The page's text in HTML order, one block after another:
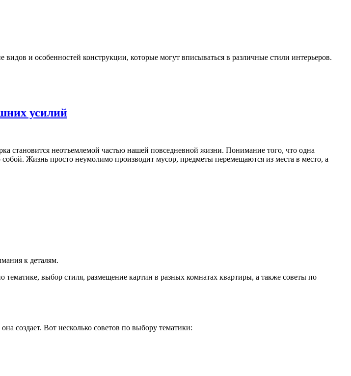
и особенностей конструкции, которые могут вписываться в различные стили интерьеров.
усилий
становится неотъемлемой частью нашей повседневной жизни. Понимание того, что одна
Жизнь просто неумолимо производит мусор, предметы перемещаются из места в место, а
к деталям.
выбор стиля, размещение картин в разных комнатах квартиры, а также советы по
создает. Вот несколько советов по выбору тематики: